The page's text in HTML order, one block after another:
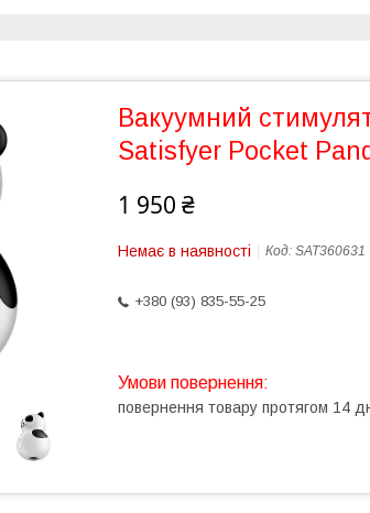
Вакуумний
Satisfyer Pocket
1 950 ₴
Немає в наявності Код: SAT360631
+380 (93) 835-55-25
повернення товару протягом 14